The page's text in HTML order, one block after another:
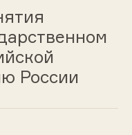
России